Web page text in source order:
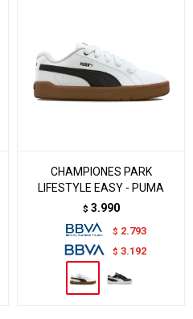
CHAMPIONES PARK
LIFESTYLE EASY - PUMA
$ 3.990
$ 2.793
$ 3.192